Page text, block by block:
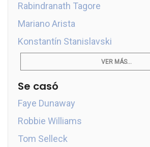
Rabindranath Tagore
Mariano Arista
Konstantín Stanislavski
VER MÁS...
Se casó
Faye Dunaway
Robbie Williams
Tom Selleck